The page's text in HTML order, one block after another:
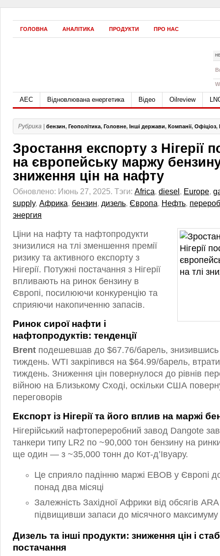
ГОЛОВНА АНАЛІТИКА ПРОДУКТИ ПРО НАС
АЕС Відновлювана енергетика Відео Oilreview
Рубрика | бензин, Геополітика, Головне, Інші держави, Компанії, Офіціоз,
Зростання експорту з Нігерії
на європейську маржу
зниження цін на нафту
Обновлено: Июнь 27, 2025. Тэги: Africa, diesel, Europe,
supply, Африка, бензин, дизель, Європа, Нефть,
энергия
Ціни на нафту та нафтопродукти
знизилися на тлі зменшення премії
ризику та активного експорту з
Нігерії. Потужні постачання з Нігерії
впливають на ринок бензину в
Європі, посилюючи конкуренцію та
сприяючи накопиченню запасів.
Ринок сирої нафти і
нафтопродуктів: тенденції
Brent подешевшав до $67.76/барель, знизившись
тиждень. WTI закріпився на $64.99/барель,
тиждень. Зниження цін повернулося до рівнів
війною на Близькому Сході, оскільки США
переговорів
Експорт із Нігерії та його вплив на маржі
Нігерійський нафтопереробний завод Dangote
танкери типу LR2 по ~90,000 тон бензину на
ще один — з ~35,000 тонн до Кот-д’Івуару.
Це сприяло падінню маржі EBOB у Європі
понад два місяці
Залежність Західної Африки від обсягів
підвищивши запаси до місячного
Дизель та інші продукти: зниження цін і
постачання